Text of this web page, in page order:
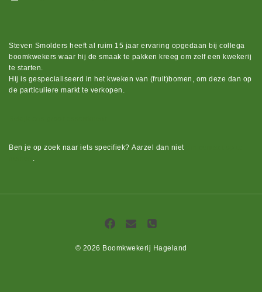
Steven Smolders heeft al ruim 15 jaar ervaring opgedaan bij collega
boomkwekers waar hij de smaak te pakken kreeg om zelf een kwekerij
te starten.
Hij is gespecialiseerd in het kweken van (fruit)bomen, om deze dan op
de particuliere markt te verkopen.
Ben je op zoek naar iets specifiek? Aarzel dan niet
.
© 2026 Boomkwekerij Hageland